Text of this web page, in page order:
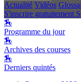
Actualité Vidéos
S'inscrire gratuitement
🏇
Programme du jour
🏇
Archives des courses
🏇
Derniers quintés